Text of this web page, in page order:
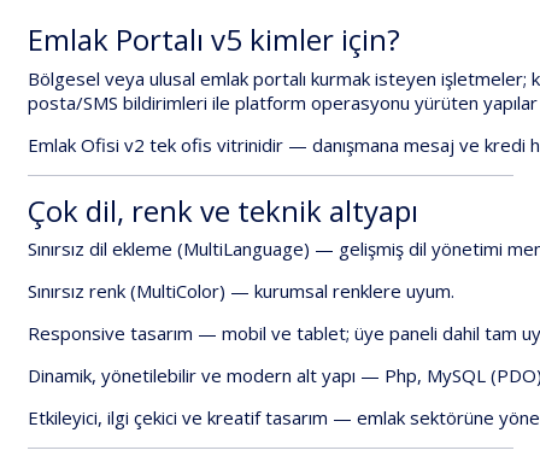
Emlak Portalı v5 kimler için?
Bölgesel veya ulusal emlak portalı kurmak isteyen işletmeler;
posta/SMS bildirimleri ile platform operasyonu yürüten yapılar
Emlak Ofisi v2 tek ofis vitrinidir — danışmana mesaj ve kredi
Çok dil, renkve teknik altyapı
Sınırsız dil ekleme (MultiLanguage) — gelişmiş dil yönetimi
Sınırsız renk (MultiColor) — kurumsal renklere uyum.
Responsive tasarım — mobil ve tablet; üye paneli dahil tam
Dinamik, yönetilebilir ve modern alt yapı — Php, MySQL
Etkileyici, ilgi çekici ve kreatif tasarım — emlak sektörüne